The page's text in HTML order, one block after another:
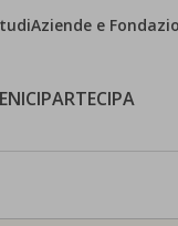
PARTECIPA
Aziende e